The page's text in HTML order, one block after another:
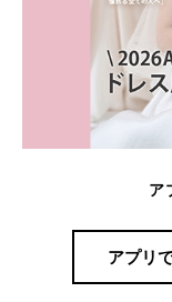
ア
アプリ